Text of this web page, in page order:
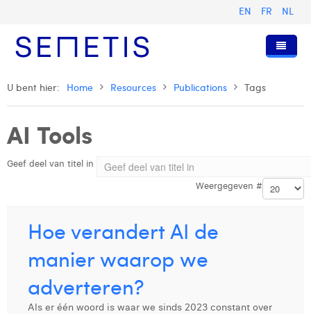
EN FR NL
Home
Diensten
Digital Advertising
Digital Business Intelligence
Trainingen
Wie zijn wij
Onze Geschiedenis
Anouk Allegaert
Arthur Collard
Camille Servais
Charlie Deschamps
Onze Waarden
Omnicom Media Group
Certificeringen
Pers & Publicaties
Presentaties en Cases
Persberichten
Vacatures
Strategy Director
Digital Business Analyst
Digital Business Consultant NL
U bent hier: Home Resources Publications Tags
AI Tools
Geef deel van titel in
Weergegeven #
Hoe verandert AI de
manier waarop we
adverteren?
Als er één woord is waar we sinds 2023 constant over